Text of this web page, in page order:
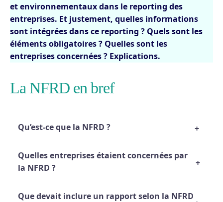
et environnementaux dans le reporting des
entreprises. Et justement, quelles informations
sont intégrées dans ce reporting ? Quels sont les
éléments obligatoires ? Quelles sont les
entreprises concernées ? Explications.
La NFRD en bref
Qu’est-ce que la NFRD ?
Quelles entreprises étaient concernées par
la NFRD ?
Que devait inclure un rapport selon la NFRD